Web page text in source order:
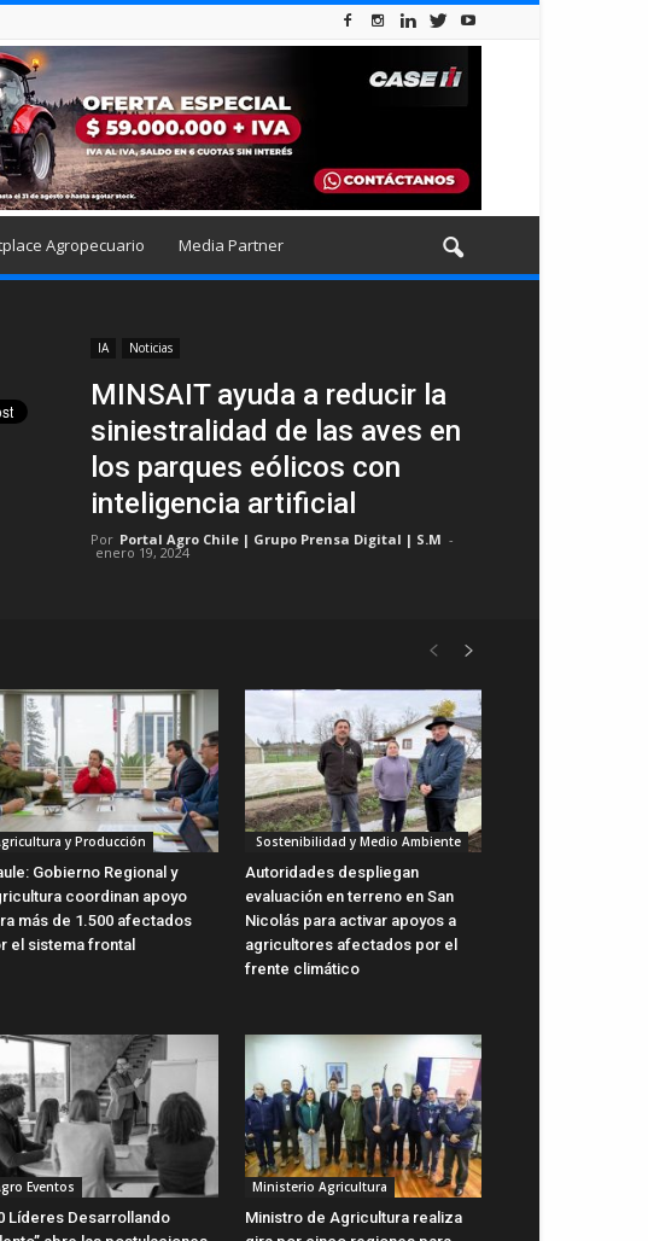
Agropecuario Media Partner
IA Noticias
MINSAIT ayuda a reducir la
siniestralidad de las aves en
los parques eólicos con
inteligencia artificial
Por Portal Agro Chile | Grupo Prensa Digital | S.M -
enero 19, 2024
y Producción
Gobierno Regional y
coordinan apoyo
más de 1.500 afectados
el sistema frontal
Sostenibilidad y Medio Ambiente
Autoridades despliegan
evaluación en terreno en San
Nicolás para activar apoyos a
agricultores afectados por el
frente climático
Eventos
Líderes Desarrollando
Ministerio Agricultura
Ministro de Agricultura realiza